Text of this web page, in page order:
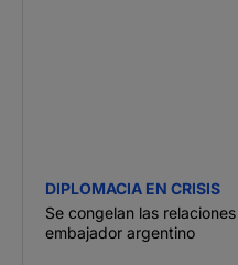
DIPLOMACIA EN CRISIS
Se congelan las
embajador argentino